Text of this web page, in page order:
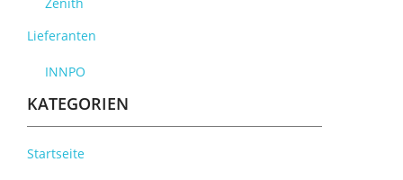
Lieferanten
INNPO
KATEGORIEN
Startseite